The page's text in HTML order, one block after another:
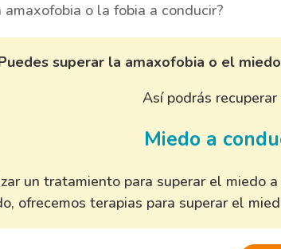
amaxofobia o la fobia a conducir?
superar la amaxofobia o el
Así podrás
Miedo a
un tratamiento para superar el miedo
ofrecemos terapias para superar el